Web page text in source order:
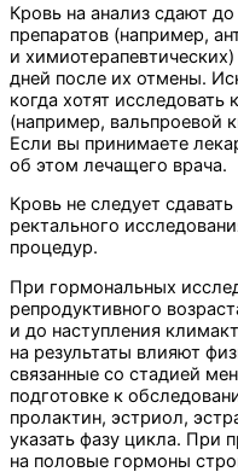
Кровь на анализ сдают
препаратов (например,
и
дней после их отмены.
когда хотят
(например, вальпроевой
Если вы принимаете
об этом лечащего врача.
Кровь не следует
ректального
процедур.
При гормональных
репродуктивного
и до наступления
на результаты влияют
связанные со стадией
подготовке к
пролактин, эстриол,
указать фазу цикла. При
на половые гормоны